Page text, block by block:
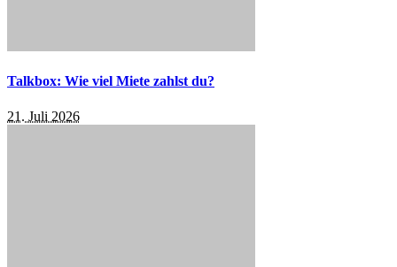
Talkbox: Wie viel Miete zahlst du?
21. Juli 2026